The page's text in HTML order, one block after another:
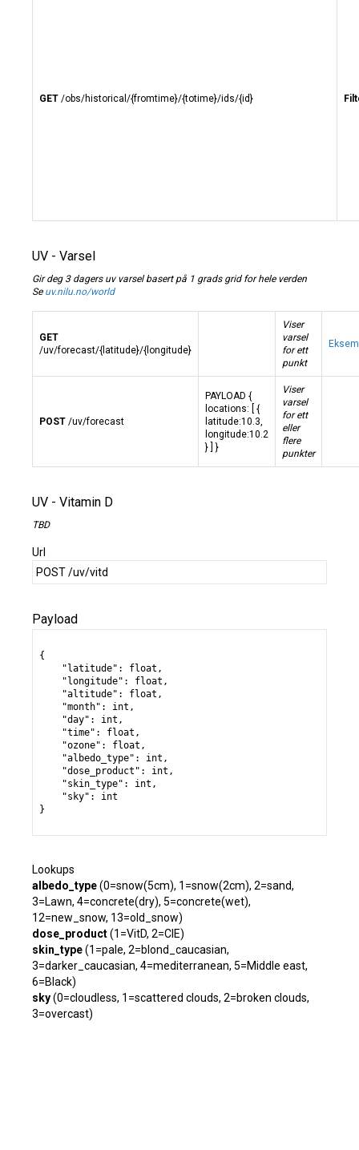
GET /obs/historical/{fromtime}/{totime}/ids/{id}
UV - Varsel
Gir deg 3 dagers uv varsel basert på 1 grads grid for hele verden
Se uv.nilu.no/world
GET
/uv/forecast/{latitude}/{longitude}
Viser
varsel
for ett
punkt
POST /uv/forecast
PAYLOAD {
locations: [ {
latitude:10.3,
longitude:10.2
} ] }
Viser
varsel
for ett
eller
flere
punkter
UV - Vitamin D
TBD
Url
POST /uv/vitd
Payload
{
    "latitude": float,
    "longitude": float,
    "altitude": float,
    "month": int,
    "day": int,
    "time": float,
    "ozone": float,
    "albedo_type": int,
    "dose_product": int,
    "skin_type": int,
    "sky": int
}
Lookups
albedo_type(0=snow(5cm), 1=snow(2cm), 2=sand,
3=Lawn, 4=concrete(dry), 5=concrete(wet),
12=new_snow, 13=old_snow)
dose_product(1=VitD, 2=CIE)
skin_type(1=pale, 2=blond_caucasian,
3=darker_caucasian, 4=mediterranean, 5=Middle east,
6=Black)
sky(0=cloudless, 1=scattered clouds, 2=broken clouds,
3=overcast)